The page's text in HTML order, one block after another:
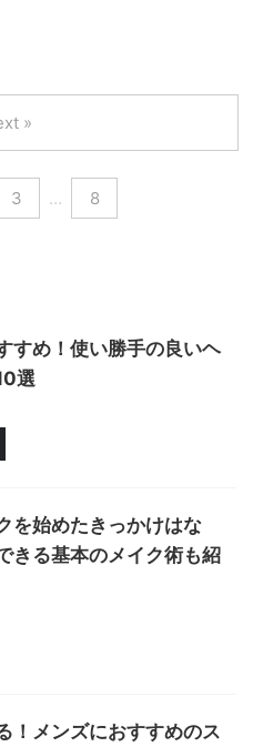
3 … 8
»
すめ！使い勝手の良いヘ
選
を始めたきっかけはな
きる基本のメイク術も紹
！メンズにおすすめのス